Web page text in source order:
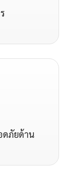
ดภัยด้าน